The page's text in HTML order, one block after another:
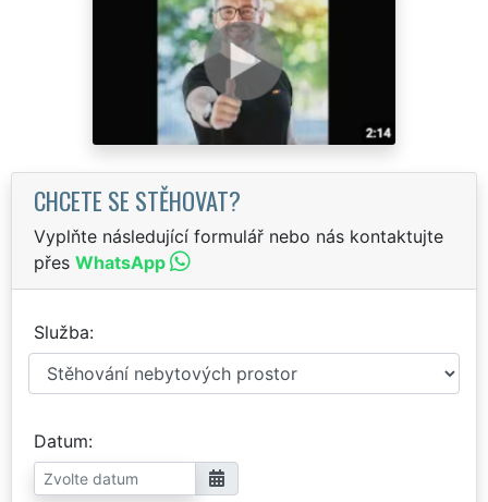
CHCETE SE STĚHOVAT?
Vyplňte následující formulář nebo nás kontaktujte
přes WhatsApp
Služba
Datum